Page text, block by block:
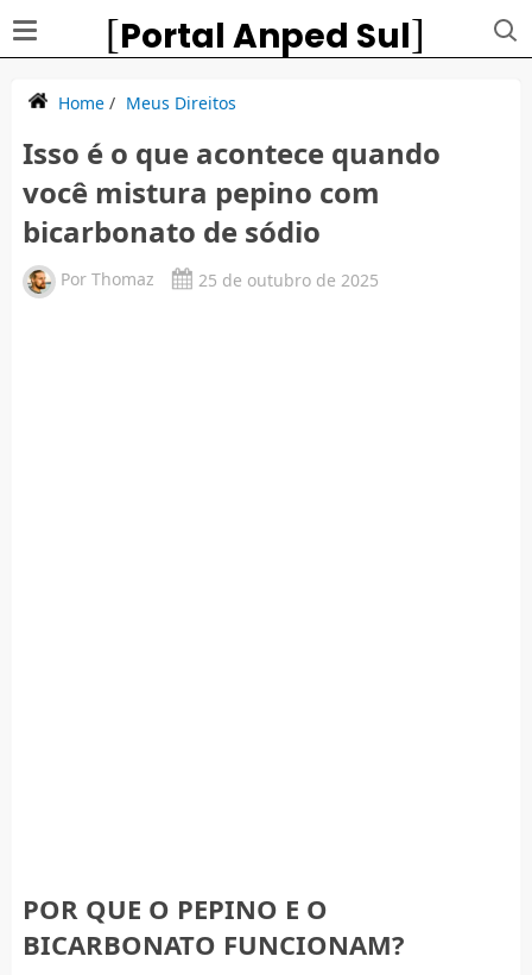
Portal Anped Sul
Home/ Meus Direitos
Isso é o que acontece quando
você mistura pepino com
bicarbonato de sódio
Por Thomaz 25 de outubro de 2025
POR QUE O PEPINO E O
BICARBONATO FUNCIONAM?